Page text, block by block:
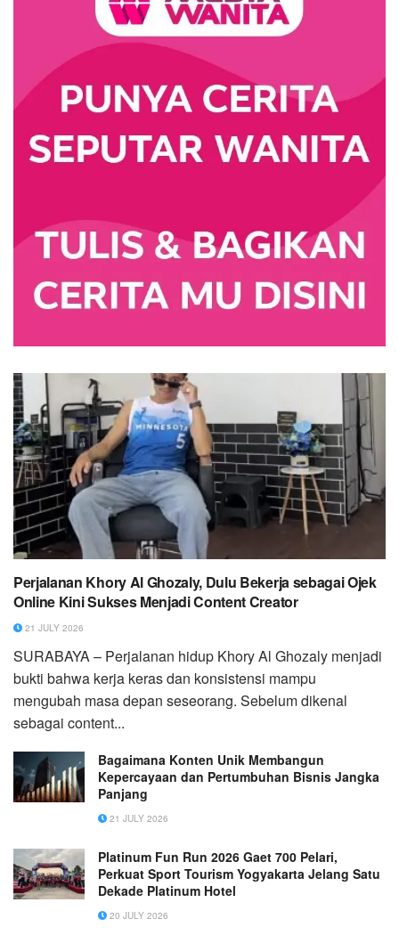
Perjalanan Khory Al Ghozaly, Dulu Bekerja sebagai Ojek
Online Kini Sukses Menjadi Content Creator
21 JULY 2026
SURABAYA – Perjalanan hidup Khory Al Ghozaly menjadi
bukti bahwa kerja keras dan konsistensi mampu
mengubah masa depan seseorang. Sebelum dikenal
sebagai content...
Bagaimana Konten Unik Membangun
Kepercayaan dan Pertumbuhan Bisnis Jangka
Panjang
21 JULY 2026
Platinum Fun Run 2026 Gaet 700 Pelari,
Perkuat Sport Tourism Yogyakarta Jelang Satu
Dekade Platinum Hotel
20 JULY 2026